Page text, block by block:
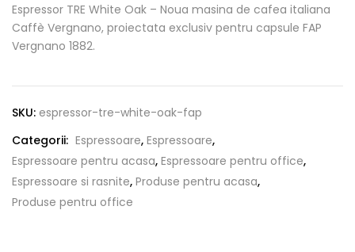
Espressor TRE White Oak – Noua masina de cafea italiana
Caffè Vergnano, proiectata exclusiv pentru capsule FAP
Vergnano 1882.
SKU: espressor-tre-white-oak-fap
Categorii: Espressoare, Espressoare,
Espressoare pentru acasa, Espressoare pentru office,
Espressoare si rasnite, Produse pentru acasa,
Produse pentru office